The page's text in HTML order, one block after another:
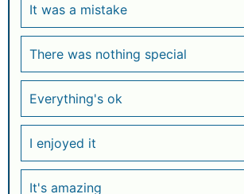
It was a mistake
There was nothing special
Everything's ok
I enjoyed it
It's amazing